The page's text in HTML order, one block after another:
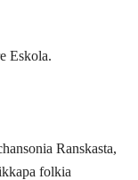
Eskola.
Ranskasta,
folkia